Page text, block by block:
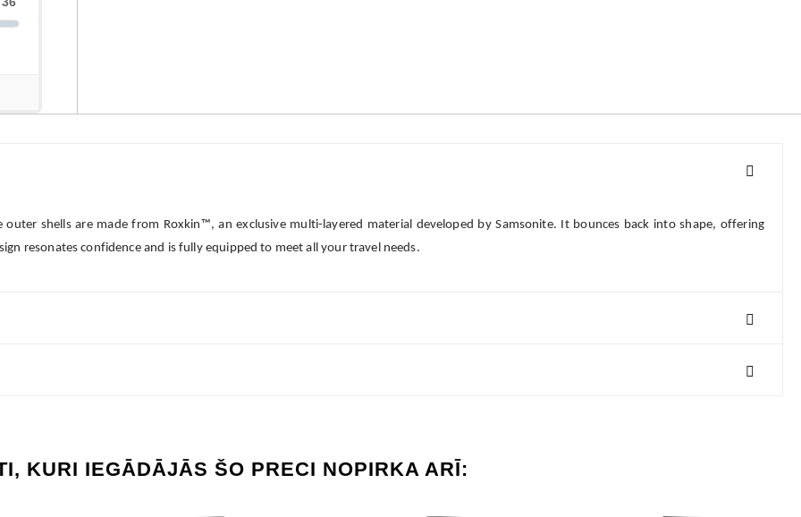
shells are made from Roxkin™, an exclusive multi-layered material developed by Samsonite. It bounces back into shape, offering
resonates confidence and is fully equipped to meet all your travel needs.
KURI IEGĀDĀJĀS ŠO PRECI NOPIRKA ARĪ: